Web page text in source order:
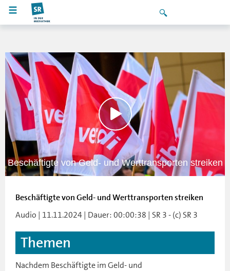
Beschäftigte von Geld- und Werttransporten streiken
Beschäftigte von Geld- und Werttransporten streiken
Audio | 11.11.2024 | Dauer: 00:00:38 | SR 3 - (c) SR 3
Themen
Nachdem Beschäftigte im Geld- und